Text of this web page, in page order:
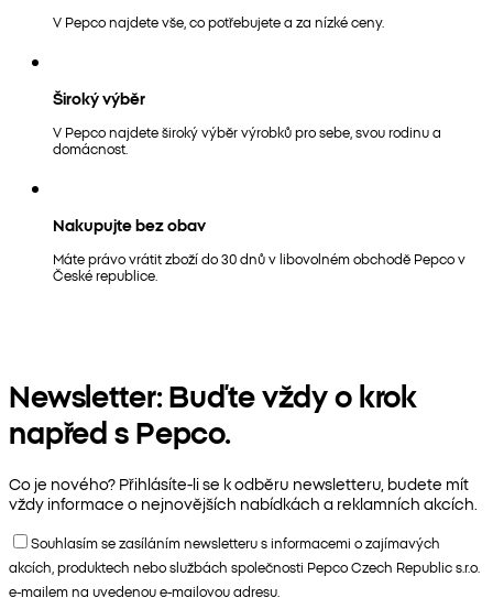
V Pepco najdete vše, co potřebujete a za nízké ceny.
Široký výběr
V Pepco najdete široký výběr výrobků pro sebe, svou rodinu a
domácnost.
Nakupujte bez obav
Máte právo vrátit zboží do 30 dnů v libovolném obchodě Pepco v
České republice.
Newsletter: Buďte vždy o krok
napřed s Pepco.
Co je nového? Přihlásíte-li se k odběru newsletteru, budete mít
vždy informace o nejnovějších nabídkách a reklamních akcích.
Souhlasím se zasíláním newsletteru s informacemi o zajímavých
akcích, produktech nebo službách společnosti Pepco Czech Republic s.r.o.
e-mailem na uvedenou e-mailovou adresu.